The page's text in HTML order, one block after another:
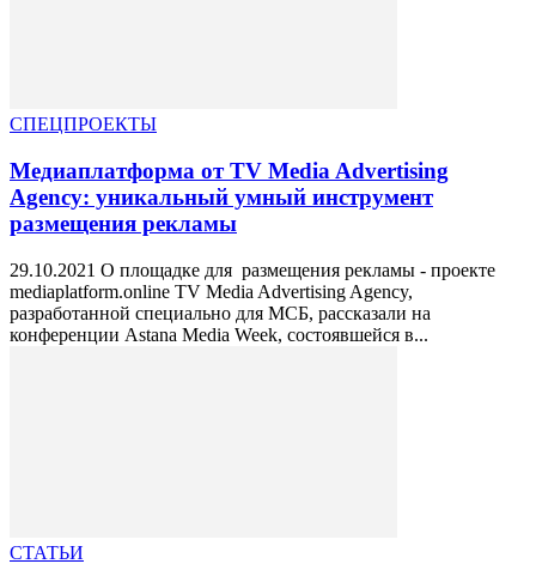
СПЕЦПРОЕКТЫ
Медиаплатформа от TV Media Advertising
Agency: уникальный умный инструмент
размещения рекламы
29.10.2021 О площадке для размещения рекламы - проекте
mediaplatform.online TV Media Advertising Agency,
разработанной специально для МСБ, рассказали на
конференции Astana Media Week, состоявшейся в...
СТАТЬИ